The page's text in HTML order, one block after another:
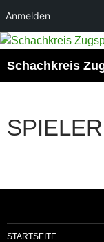
Anmelden
Zum
springen
Schachkreis
STARTSEITE